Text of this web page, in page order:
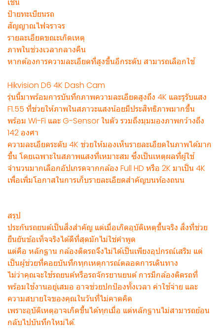
ป้ายทะเบียนรถ
สัญญาณไฟจราจร
รายละเอียดขณะเกิดเหตุ
ภาพในช่วงเวลากลางคืน
หากต้องการความละเอียดที่สูงขึ้นอีกระดับ สามารถเลือกใช้
Hikvision D6 4K Dash Cam
รุ่นนี้มาพร้อมการบันทึกภาพความละเอียดสูงถึง 4K และรูรับแสง
F1.55 ที่ช่วยให้ภาพในสภาวะแสงน้อยมีประสิทธิภาพมากขึ้น
พร้อม Wi-Fi และ G-Sensor ในตัว รวมถึงมุมมองภาพกว้างถึง
142 องศา
ความละเอียดระดับ 4K ช่วยให้มองเห็นรายละเอียดในภาพได้มาก
ขึ้น โดยเฉพาะในสภาพแสงที่เหมาะสม ซึ่งเป็นเหตุผลที่ผู้ใช้
จำนวนมากเลือกอัปเกรดจากกล้อง Full HD หรือ 2K มาเป็น 4K
เพื่อเพิ่มโอกาสในการเก็บรายละเอียดสำคัญบนท้องถนน
สรุป
ประกันรถยนต์เป็นสิ่งสำคัญ แต่เมื่อเกิดอุบัติเหตุขึ้นจริง สิ่งที่ช่วย
ยืนยันข้อเท็จจริงได้ดีที่สุดมักไม่ใช่คำพูด
แต่คือ หลักฐาน กล้องติดรถจึงไม่ได้เป็นเพียงอุปกรณ์เสริม แต่
เป็นผู้ช่วยที่คอยบันทึกทุกเหตุการณ์ตลอดการเดินทาง
ไม่ว่าคุณจะใช้รถยนต์หรือรถจักรยานยนต์ การมีกล้องติดรถที่
พร้อมใช้งานอยู่เสมอ อาจช่วยปกป้องทั้งเวลา ค่าใช้จ่าย และ
ความสบายใจของคุณในวันที่ไม่คาดคิด
เพราะอุบัติเหตุอาจเกิดขึ้นได้ทุกเมื่อ แต่หลักฐานไม่สามารถย้อน
กลับไปบันทึกใหม่ได้.